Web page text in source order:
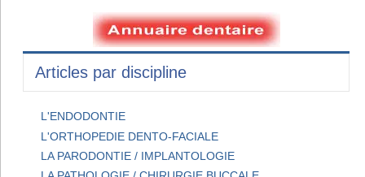
Articles par discipline
L'ENDODONTIE
L'ORTHOPEDIE DENTO-FACIALE
LA PARODONTIE / IMPLANTOLOGIE